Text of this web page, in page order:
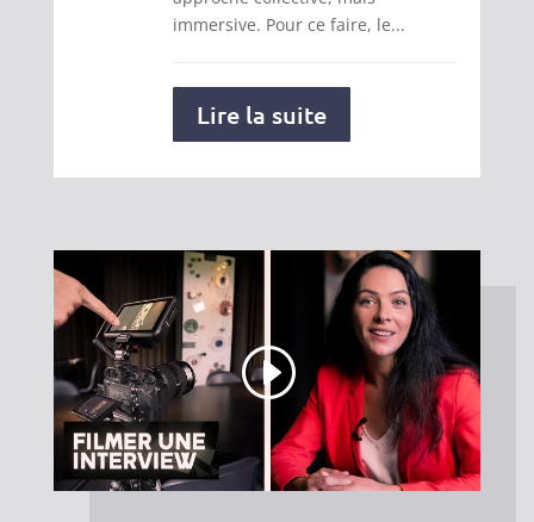
immersive. Pour ce faire, le...
Lire la suite